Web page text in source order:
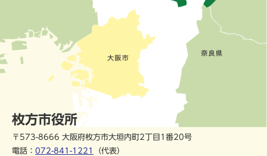
枚方市役所
〒573-8666 大阪府枚方市大垣内町2丁目1番20号
電話： 072-841-1221
（代表）